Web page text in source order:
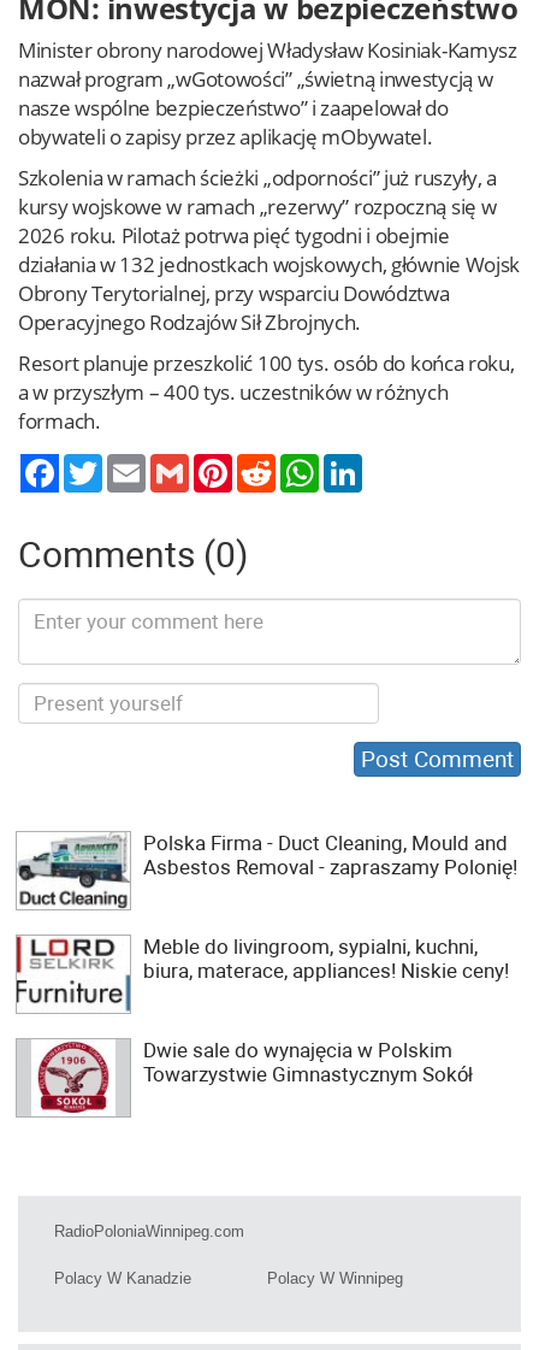
Minister obrony narodowej Władysław Kosiniak-Kamysz
nazwał program „wGotowości” „świetną inwestycją w
nasze wspólne bezpieczeństwo” i zaapelował do
obywateli o zapisy przez aplikację mObywatel.
Szkolenia w ramach ścieżki „odporności” już ruszyły, a
kursy wojskowe w ramach „rezerwy” rozpoczną się w
2026 roku. Pilotaż potrwa pięć tygodni i obejmie
działania w 132 jednostkach wojskowych, głównie Wojsk
Obrony Terytorialnej, przy wsparciu Dowództwa
Operacyjnego Rodzajów Sił Zbrojnych.
Resort planuje przeszkolić 100 tys. osób do końca roku,
a w przyszłym – 400 tys. uczestników w różnych
formach.
TwitterEmail Gmail PinterestReddit WhatsApp
Comments (0)
Polska Firma - Duct Cleaning, Mould and
Asbestos Removal - zapraszamy Polonię!
Meble do livingroom, sypialni, kuchni,
biura, materace, appliances! Niskie ceny!
Dwie sale do wynajęcia w Polskim
Towarzystwie Gimnastycznym Sokół
RadioPoloniaWinnipeg.com
Polacy W Kanadzie Polacy W Winnipeg